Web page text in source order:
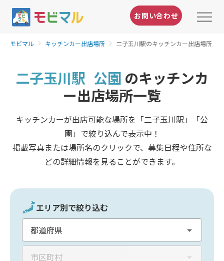
お問い合わせ
モビマル キッチンカー出店場所 二子玉川駅のキッチンカー出店場所
二子玉川駅 公園 のキッチンカ
ー出店場所一覧
キッチンカーが出店可能な場所を「二子玉川駅」「公
園」で絞り込んで表示中！
掲載写真または場所名のクリックで、募集日程や住所な
どの詳細情報を見ることができます。
エリア別で絞り込む